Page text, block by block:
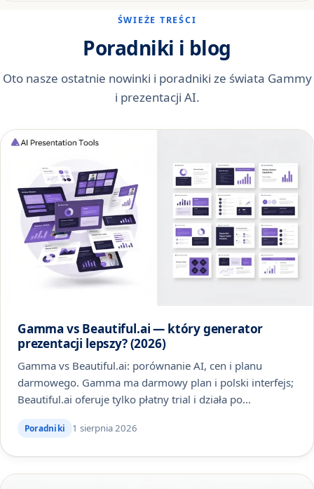
ŚWIEŻE TREŚCI
Poradniki i blog
Oto nasze ostatnie nowinki i poradniki ze świata Gammy
i prezentacji AI.
Gamma vs Beautiful.ai — który generator
prezentacji lepszy? (2026)
Gamma vs Beautiful.ai: porównanie AI, cen i planu
darmowego. Gamma ma darmowy plan i polski interfejs;
Beautiful.ai oferuje tylko płatny trial i działa po…
Poradniki 1 sierpnia 2026